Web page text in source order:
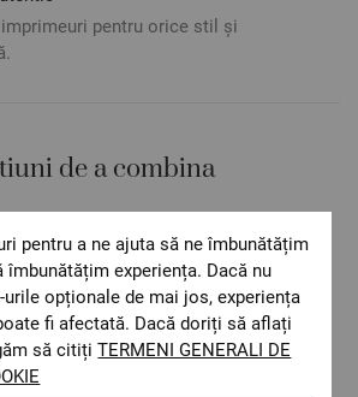
pentru orice stil și
de a combina
pentru a ne ajuta să ne îmbunătățim
experiența. Dacă nu
opționale de mai jos, experiența
fi afectată. Dacă doriți să aflați
să citițiTERMENI GENERALI DE